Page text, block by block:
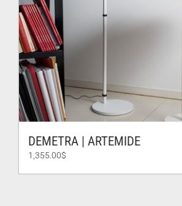
DEMETRA | ARTEMIDE
1,355.00$